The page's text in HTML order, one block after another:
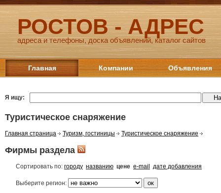
РОСТОВ - АДРЕС
адреса и телефоны, доска объявлений, каталог сайтов
Главная Компании Объявления
Я ищу:
Туристическое снаряжение
Главная страница Туризм, гостиницы Туристическое снаряжение
Фирмы раздела
Сортировать по: городу названию цене e-mail дате добавления
Выберите регион: